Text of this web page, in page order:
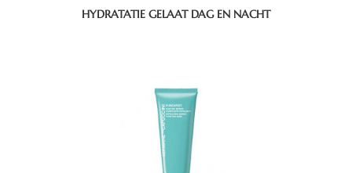
HYDRATATIE GELAAT DAG EN NACHT